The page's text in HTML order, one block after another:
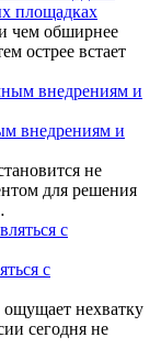
площадках
чем обширнее
острее встает
внедрениям и
не
для решения
с
ощущает нехватку
сегодня не